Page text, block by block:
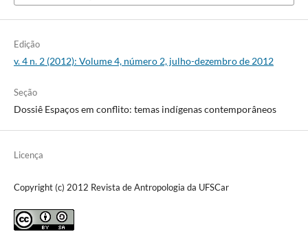
Edição
v. 4 n. 2 (2012): Volume 4, número 2, julho-dezembro de 2012
Seção
Dossiê Espaços em conflito: temas indígenas contemporâneos
Licença
Copyright (c) 2012 Revista de Antropologia da UFSCar